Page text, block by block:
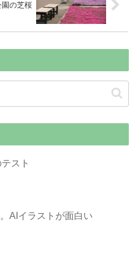
の芝桜
スト
AIイラストが面白い